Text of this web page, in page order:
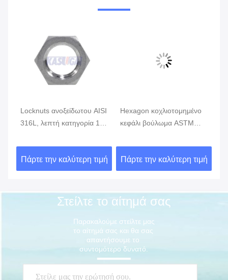
Locknuts ανοξείδωτου AISI
316L, λεπτή κατηγορία 150
του ISO 228-1 300 1000
Πάρτε την καλύτερη τιμή
Hexagon κοχλιοτομημένο
κεφάλι βούλωμα ASTM
σωληνώσεων ανοξείδωτου
ASME B1.20.1
Πάρτε την καλύτερη τιμή
Στείλτε το αίτημά σας
Παρακαλούμε στείλτε μας
το αίτημά σας και θα σας
απαντήσουμε το
συντομότερο δυνατό.